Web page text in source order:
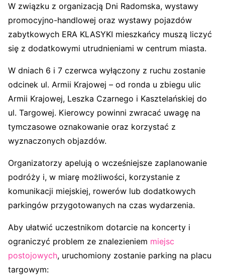
W związku z organizacją Dni Radomska, wystawy
promocyjno-handlowej oraz wystawy pojazdów
zabytkowych ERA KLASYKI mieszkańcy muszą liczyć
się z dodatkowymi utrudnieniami w centrum miasta.
W dniach 6 i 7 czerwca wyłączony z ruchu zostanie
odcinek ul. Armii Krajowej – od ronda u zbiegu ulic
Armii Krajowej, Leszka Czarnego i Kasztelańskiej do
ul. Targowej. Kierowcy powinni zwracać uwagę na
tymczasowe oznakowanie oraz korzystać z
wyznaczonych objazdów.
Organizatorzy apelują o wcześniejsze zaplanowanie
podróży i, w miarę możliwości, korzystanie z
komunikacji miejskiej, rowerów lub dodatkowych
parkingów przygotowanych na czas wydarzenia.
Aby ułatwić uczestnikom dotarcie na koncerty i
ograniczyć problem ze znalezieniem miejsc
postojowych, uruchomiony zostanie parking na placu
targowym: